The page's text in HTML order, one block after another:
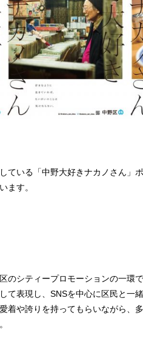
ている「中野大好きナカノさん」
ます。
のシティープロモーションの一環
て表現し、SNSを中心に区民と一
着や誇りを持ってもらいながら、